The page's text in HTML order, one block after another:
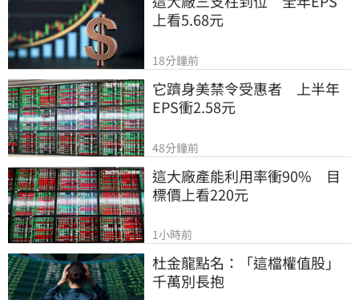
上看5.68元
18分鐘前
它躋身美禁令受惠者　上半年
EPS衝2.58元
48分鐘前
這大廠產能利用率衝90%　目
標價上看220元
1小時前
杜金龍點名：「這檔權值股」
千萬別長抱